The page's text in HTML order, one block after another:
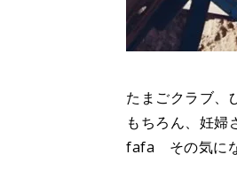
たまごクラブ、
もちろん、妊婦
fafa その気に